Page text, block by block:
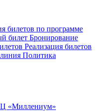
билетов по программе
билет Бронирование
Реализация билетов
Политика
«Миллениум»